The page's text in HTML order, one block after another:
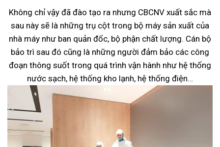
Không chỉ vậy đã đào tạo ra nhưng CBCNV xuất sắc mà
sau này sẽ là những trụ cột trong bộ máy sản xuất của
nhà máy như ban quản đốc, bộ phận chất lượng. Cán bộ
bảo trì sau đó cũng là những người đảm bảo các công
đoạn thông suốt trong quá trình vận hành như hệ thống
nước sạch, hệ thống kho lạnh, hệ thống điện…